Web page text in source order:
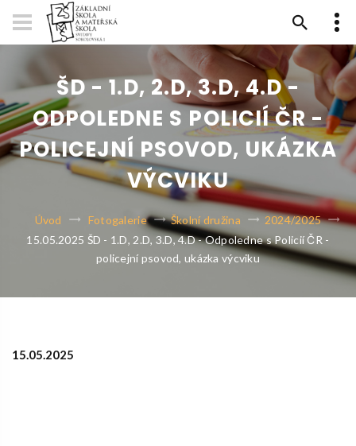
ŠD - 1.D, 2.D, 3.D, 4.D -
ODPOLEDNE S POLICIÍ ČR -
POLICEJNÍ PSOVOD, UKÁZKA
VÝCVIKU
Úvod Fotogalerie Školní družina
2024/2025
15.05.2025 ŠD - 1.D, 2.D, 3.D, 4.D - Odpoledne s Policií ČR -
policejní psovod, ukázka výcviku
15.05.2025